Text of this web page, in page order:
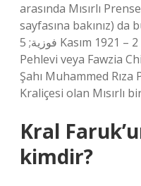
arasında Mısırlı
sayfasına bakınız) da
فوزية; 5 Kasım 1921 – 2 Temmuz 2013), Fawzia
Pehlevi veya Fawzia
Şahı Muhammed
Kraliçesi olan Mısırlı
Kral
kimdir?